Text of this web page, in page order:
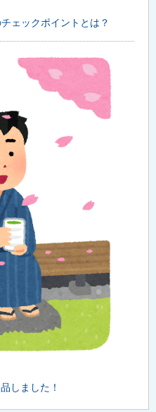
ェックポイントとは？
しました！